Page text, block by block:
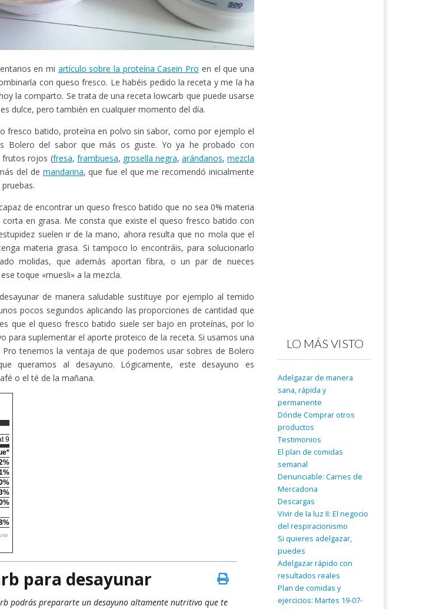
en mi artículo sobre la proteína Casein Pro en el que una
con queso fresco. Le habéis pedido la receta y me la ha
la comparto. Se trata de una receta lowcarb que puede usarse
dulce, pero también en cualquier momento del día.
fresco batido, proteína en polvo sin sabor, como por ejemplo el
Bolero del sabor que más os guste. Yo ya he probado con
frutos rojos (fresa, frambuesa, grosella negra, arándanos,mezcla
del de mandarina, que fue el que me recomendó inicialmente
de encontrar un queso fresco batido que no sea 0% materia
en grasa. Me consta que existe el queso fresco batido con
suelen ir de la mano, ahora resulta que no mola que el
materia grasa. Si tampoco lo encontráis, para solucionarlo
molidas, que además aportan fibra, o un par de nueces
toque «muesli» a la mezcla.
de manera saludable sustituye por ejemplo al temido
pocos segundos aplicando las proporciones de cantidad que
que el queso fresco batido suele ser bajo en proteínas, por lo
para suplementar el aporte proteico de la receta. Si usamos una
tenemos la ventaja de que podemos usar sobres de Bolero
queramos al desayuno. Lógicamente, este desayuno es
o el té de la mañana.
9
para desayunar
podrás prepararte un desayuno altamente nutritivo que te
LO MÁS VISTO
Adelgazar de manera
sana, rápida y
permanente
Dónde Comprar otros
productos
Testimonios
El plan de comidas
semanal
Denunciable: Carnes de
Mercadona
Descargas
Vivir de la luz II: El negocio
del respiracionismo
Si quieres adelgazar,
puedes
Adelgazar rápido con
resultados reales
Plan de comidas y
ejercicios: Martes 19-07-